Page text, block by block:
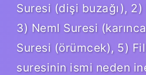
Suresi (dişi buzağı), 2)
3) Neml Suresi
Suresi (örümcek), 5)
suresinin ismi neden